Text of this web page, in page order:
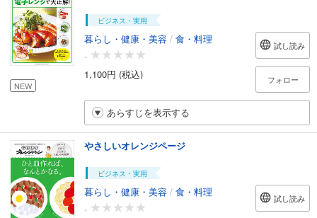
NEW
ビジネス・実用
暮らし・健康・美容 / 食・料理
-
1,100円 (税込)
試し読み
フォロー
あらすじを表示する
やさしいオレンジページ
ビジネス・実用
暮らし・健康・美容 / 食・料理
-
試し読み